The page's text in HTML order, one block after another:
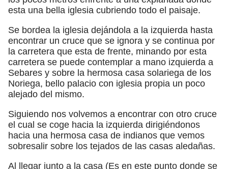
esta una bella iglesia cubriendo todo el paisaje.
Se bordea la iglesia dejándola a la izquierda hasta
encontrar un cruce que se ignora y se continua por
la carretera que esta de frente, minando por esta
carretera se puede contemplar a mano izquierda a
Sebares y sobre la hermosa casa solariega de los
Noriega, bello palacio con iglesia propia un poco
alejado del mismo.
Siguiendo nos volvemos a encontrar con otro cruce
el cual se coge hacia la izquierda dirigiéndonos
hacia una hermosa casa de indianos que vemos
sobresalir sobre los tejados de las casas aledañas.
Al llegar junto a la casa (Es en este punto donde se